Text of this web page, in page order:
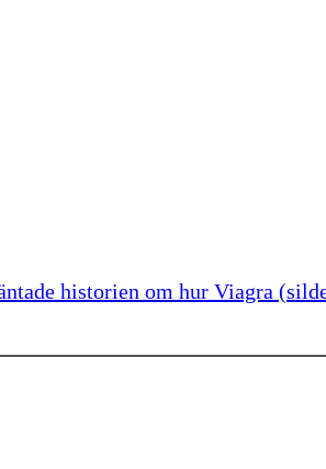
historien om hur Viagra